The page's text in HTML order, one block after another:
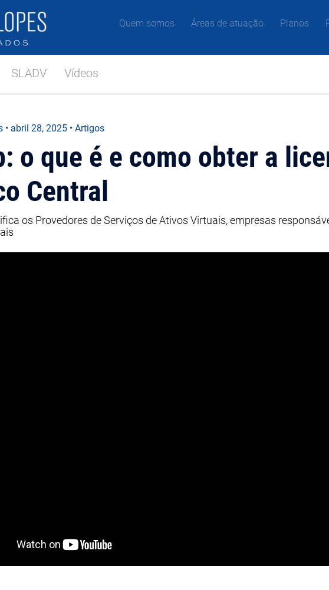
Quem somos Áreas de atuação Planos
SLADV Vídeos
• abril 28, 2025 • Artigos
o que é e como obter a
Central
os Provedores de Serviços de Ativos Virtuais, empresas